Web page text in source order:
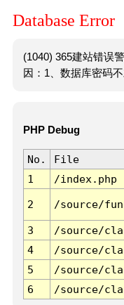
Database Error
(1040) 365建站错误
因：1、数据库密码
PHP Debug
No. File
1
/index.php
2 /source/
3 /source/
4
/source/
5
/source/
6
/source/